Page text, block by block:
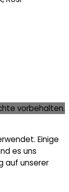
vorbehalten.
Einige
es uns
auf unserer